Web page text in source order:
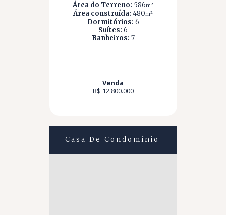
Área do Terreno: 586m²
Área construída: 480m²
Dormitórios: 6
Suítes: 6
Banheiros: 7
Venda
R$ 12.800.000
Casa De Condomínio